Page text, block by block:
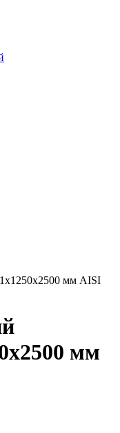
мм AISI
мм